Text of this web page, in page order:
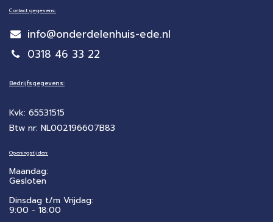
Contact gegevens:
info@onderdelenhuis-ede.nl
0318 46 33 22
Bedrijfsgegevens:
Kvk: 65531515
Btw nr: NL002196607B83
Openingstijden:
Maandag:
Gesloten
Dinsdag t/m Vrijdag:
9:00 - 18:00